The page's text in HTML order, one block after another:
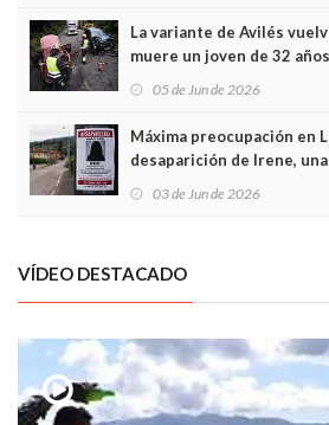
La variante de Avilés
muere un joven de 32
frontal
05 de Jun de 2026
Máxima preocupación en
desaparición de Irene,
03 de Jun de 2026
VÍDEO DESTACADO